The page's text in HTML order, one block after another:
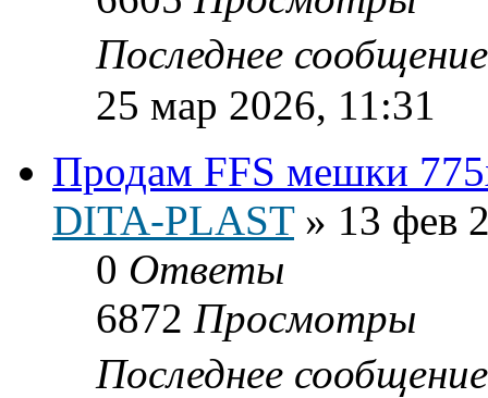
Последнее
25 мар 2026, 11:31
Продам FFS мешки
DITA-PLAST» 13 фев
0 Ответы
6872 Просмотры
Последнее